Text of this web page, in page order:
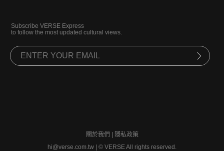
Subscribe VERSE Express
to follow the most updated cultural views.
關於我們
隱私政策
hi@verse.com.tw
© VERSE All rights reserved.